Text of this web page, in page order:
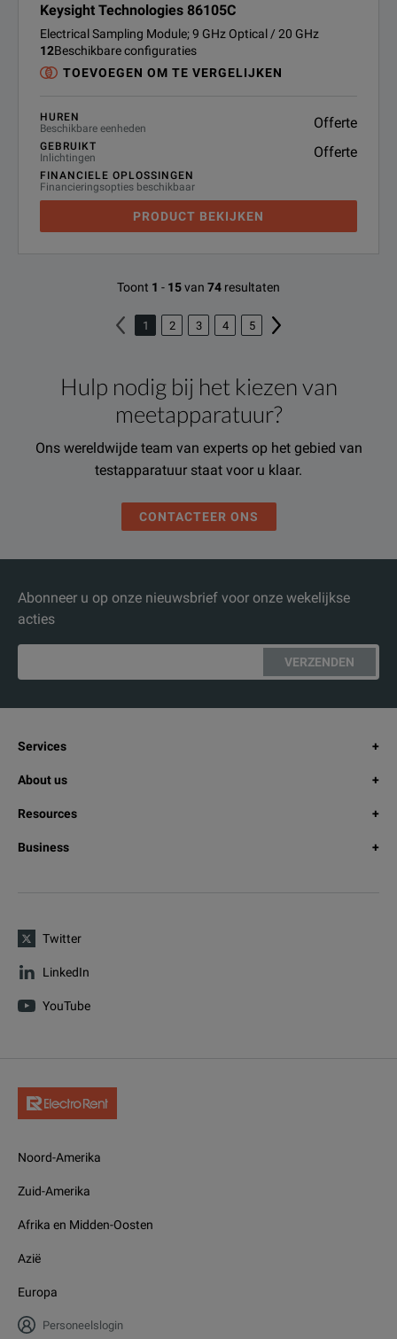
Keysight Technologies 86105C
Electrical Sampling Module; 9 GHz Optical / 20 GHz
12Beschikbare configuraties
TOEVOEGEN OM TE VERGELIJKEN
HUREN
Beschikbare eenheden
Offerte
GEBRUIKT
Inlichtingen
Offerte
FINANCIELE OPLOSSINGEN
Financieringsopties beschikbaar
PRODUCT BEKIJKEN
Toont 1 - 15van 74 resultaten
1 2 3 4 5
Hulp nodig bij het kiezen van
meetapparatuur?
Ons wereldwijde team van experts op het gebied van
testapparatuur staat voor u klaar.
CONTACTEER ONS
Abonneer u op onze nieuwsbrief voor onze wekelijkse
acties
VERZENDEN
Services
About us
Resources
Business
Twitter
LinkedIn
YouTube
Noord-Amerika
Zuid-Amerika
Afrika en Midden-Oosten
Azië
Europa
Personeelslogin